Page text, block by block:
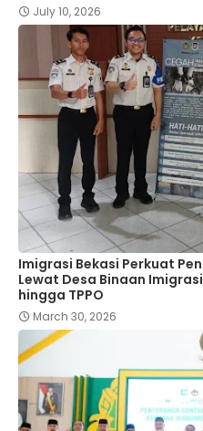
July 10, 2026
Imigrasi Bekasi Perkuat
Lewat Desa Binaan
hingga TPPO
March 30, 2026